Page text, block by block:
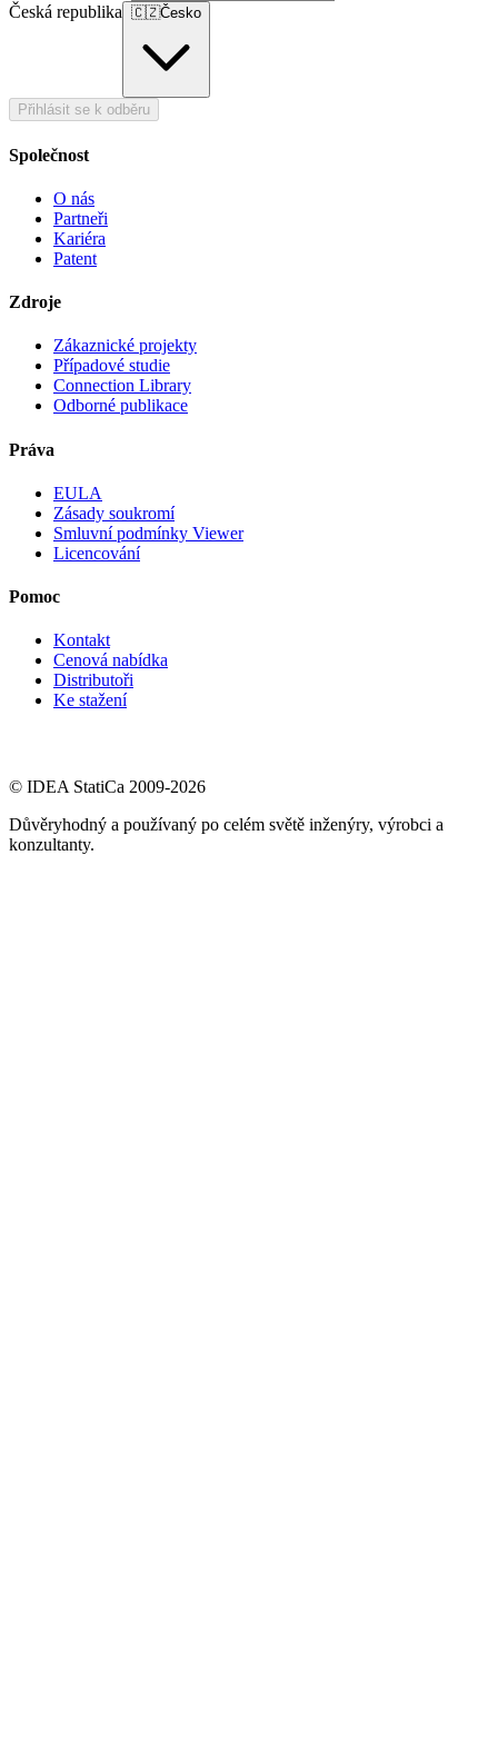
Česká republika 🇨🇿Česko
Přihlásit se k odběru
Společnost
O nás
Partneři
Kariéra
Patent
Zdroje
Zákaznické projekty
Případové studie
Connection Library
Odborné publikace
Práva
EULA
Zásady soukromí
Smluvní podmínky Viewer
Licencování
Pomoc
Kontakt
Cenová nabídka
Distributoři
Ke stažení
© IDEA StatiCa 2009-2026
Důvěryhodný a používaný po celém světě inženýry, výrobci a
konzultanty.